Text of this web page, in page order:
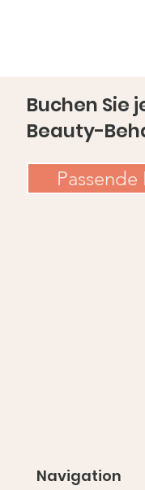
Buchen Sie
Beauty-
Navigation